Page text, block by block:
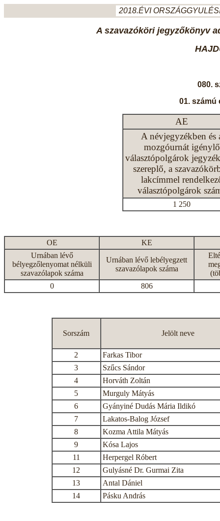
2018.ÉVI
A szavazóköri jegyzőkönyv
080.
01. számú
AE
A névjegyzékben és
mozgóurnát igénylő
választópolgárok
szereplő, a
lakcímmel
választópolgárok
1 250
OE
KE
Urnában lévő
bélyegzőlenyomat nélküli
szavazólapok száma
Urnában lévő lebélyegzett
szavazólapok száma
0
806
Sorszám Jelölt neve
2
Farkas Tibor
3
Szűcs Sándor
4
Horváth Zoltán
5
Murguly Mátyás
6
Gyányiné Dudás Mária Ildikó
7
Lakatos-Balog József
8
Kozma Attila Mátyás
9
Kósa Lajos
11
Herpergel Róbert
12
Gulyásné Dr. Gurmai Zita
13
Antal Dániel
14
Pásku András